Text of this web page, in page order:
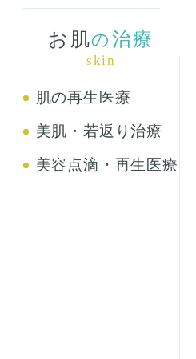
お肌の 治療
skin
肌の再生医療
美肌・若返り治療
美容点滴・再生医療